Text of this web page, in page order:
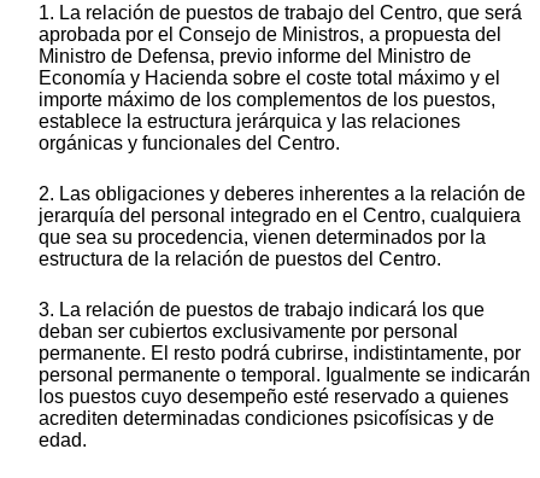
1. La relación de puestos de trabajo del Centro, que será
aprobada por el Consejo de Ministros, a propuesta del
Ministro de Defensa, previo informe del Ministro de
Economía y Hacienda sobre el coste total máximo y el
importe máximo de los complementos de los puestos,
establece la estructura jerárquica y las relaciones
orgánicas y funcionales del Centro.
2. Las obligaciones y deberes inherentes a la relación de
jerarquía del personal integrado en el Centro, cualquiera
que sea su procedencia, vienen determinados por la
estructura de la relación de puestos del Centro.
3. La relación de puestos de trabajo indicará los que
deban ser cubiertos exclusivamente por personal
permanente. El resto podrá cubrirse, indistintamente, por
personal permanente o temporal. Igualmente se indicarán
los puestos cuyo desempeño esté reservado a quienes
acrediten determinadas condiciones psicofísicas y de
edad.